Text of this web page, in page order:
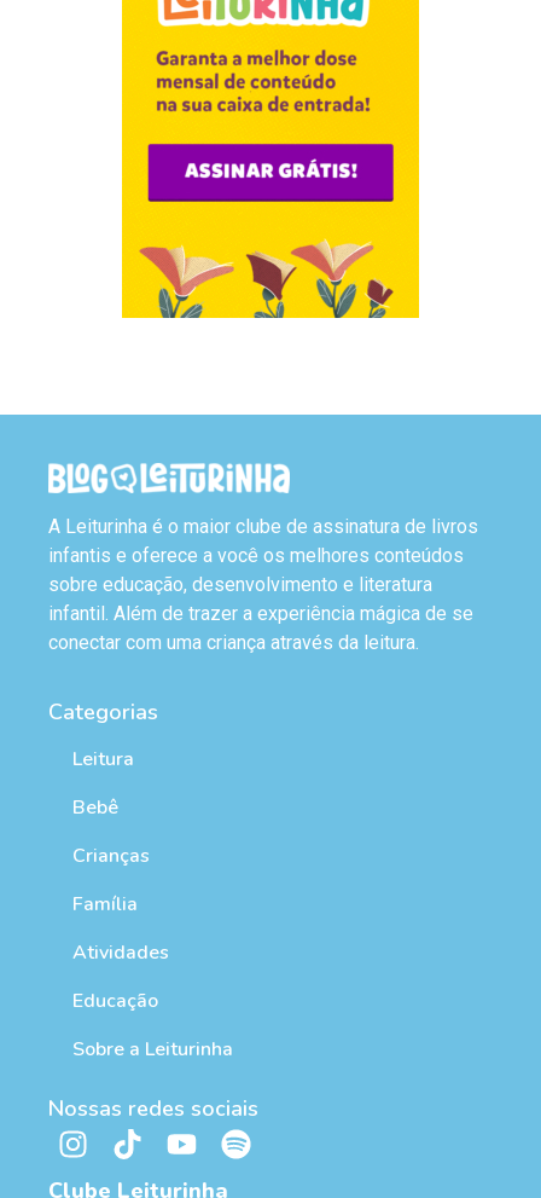
A Leiturinha é o maior clube de assinatura de livros
infantis e oferece a você os melhores conteúdos
sobre educação, desenvolvimento e literatura
infantil. Além de trazer a experiência mágica de se
conectar com uma criança através da leitura.
Categorias
Leitura
Bebê
Crianças
Família
Atividades
Educação
Sobre a Leiturinha
Nossas redes sociais
Clube Leiturinha